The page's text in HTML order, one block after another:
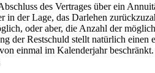
des Vertrages über ein
in der Lage, das Darlehen
oder aber, die Anzahl der
der Restschuld stellt natürlich
einmal im Kalenderjahr